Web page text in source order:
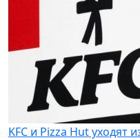
KFC и Pizza Hut уходят